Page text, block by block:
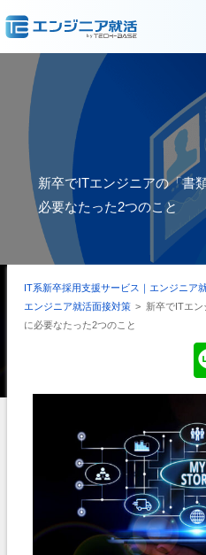
新卒でITエンジニアの「書
必要なたった2つのこと
IT系新卒採用支援サービス｜エンジニア
エンジニア就活面接対策 > 新卒でITエ
に必要なたった2つのこと